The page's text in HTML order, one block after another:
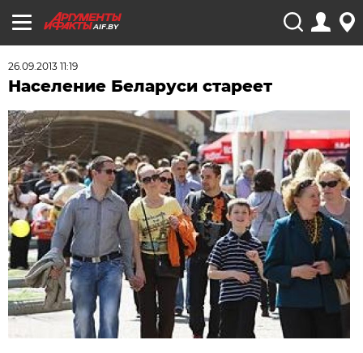
AIF.BY
26.09.2013 11:19
Население Беларуси стареет